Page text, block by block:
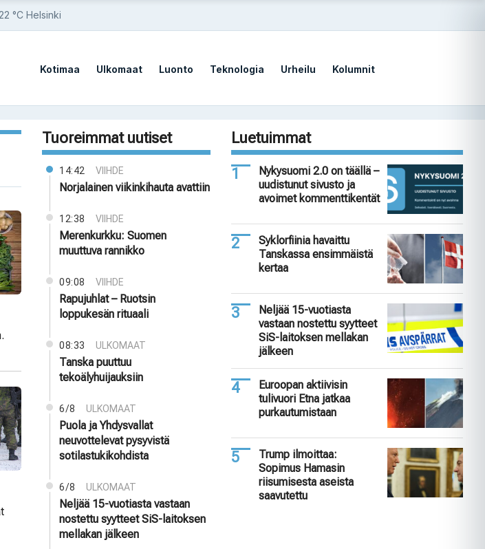
°C Helsinki
Kotimaa Ulkomaat Luonto Teknologia Urheilu Kolumnit
Tuoreimmat uutiset
14:42 VIIHDE
Norjalainen viikinkihauta avattiin
12:38 VIIHDE
Merenkurkku: Suomen
muuttuva rannikko
09:08 VIIHDE
Rapujuhlat – Ruotsin
loppukesän rituaali
08:33 ULKOMAAT
Tanska puuttuu
tekoälyhuijauksiin
6/8 ULKOMAAT
Puola ja Yhdysvallat
neuvottelevat pysyvistä
sotilastukikohdista
6/8 ULKOMAAT
Neljää 15-vuotiasta vastaan
nostettu syytteet SiS-laitoksen
mellakan jälkeen
Luetuimmat
Nykysuomi 2.0 on täällä –
uudistunut sivusto ja
avoimet kommenttikentät
Syklorfiinia havaittu
Tanskassa ensimmäistä
kertaa
Neljää 15-vuotiasta
vastaan nostettu syytteet
SiS-laitoksen mellakan
jälkeen
Euroopan aktiivisin
tulivuori Etna jatkaa
purkautumistaan
Trump ilmoittaa:
Sopimus Hamasin
riisumisesta aseista
saavutettu